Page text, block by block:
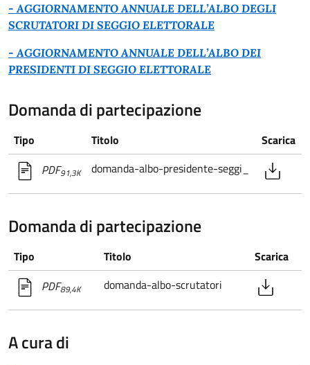
- AGGIORNAMENTO ANNUALE DELL’ALBO DEGLI
SCRUTATORI DI SEGGIO ELETTORALE
- AGGIORNAMENTO ANNUALE DELL’ALBO DEI
PRESIDENTI DI SEGGIO ELETTORALE
Domanda di partecipazione
Tipo Titolo
Scarica
PDF91,3K domanda-albo-presidente-seggi_
Domanda di partecipazione
Tipo Titolo
Scarica
PDF89,4K domanda-albo-scrutatori
A cura di